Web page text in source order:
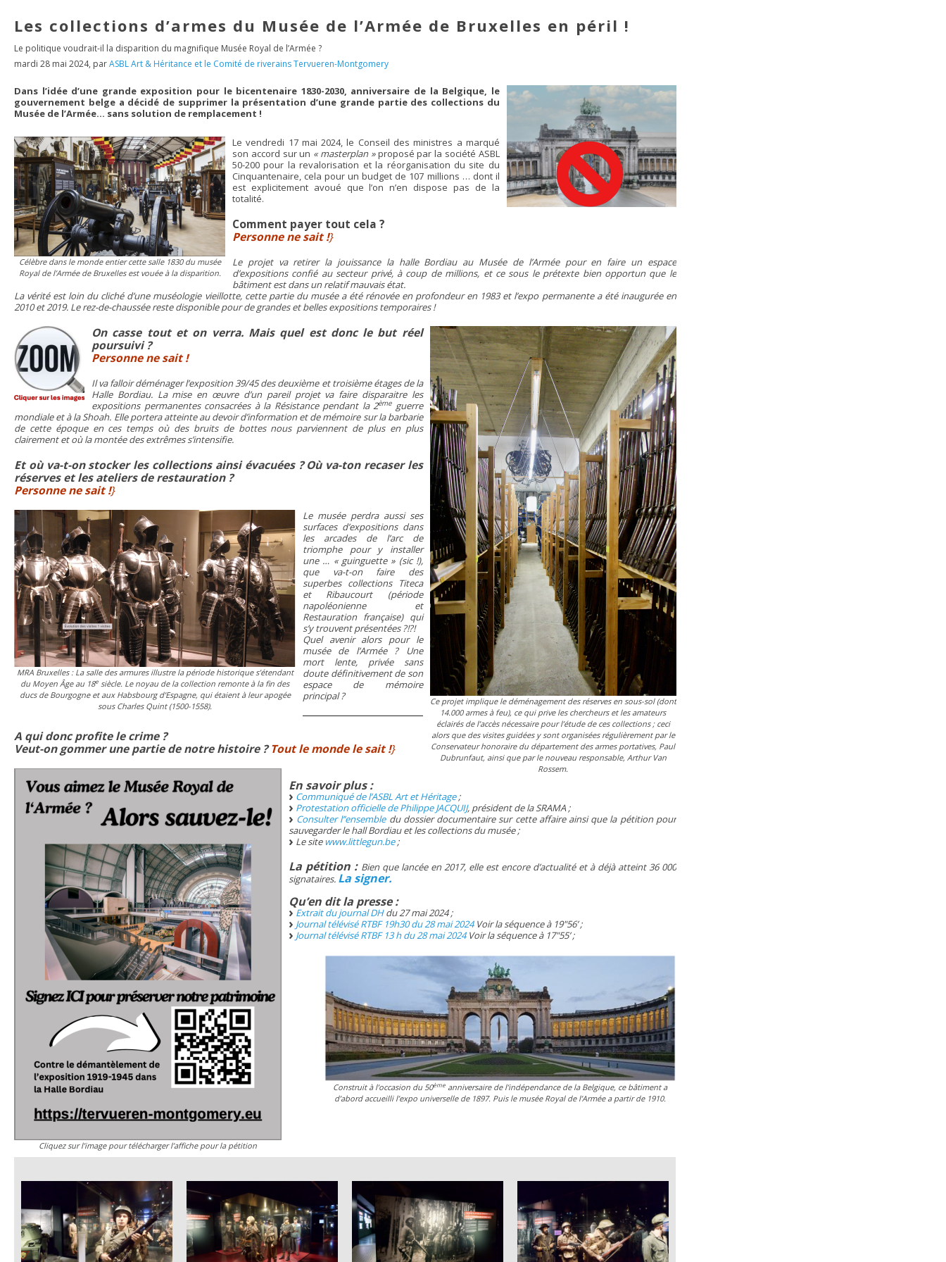
Les collections d’armes du Musée de l’Armée de Bruxelles en péril !
Le politique voudrait-il la disparition du magnifique Musée Royal de l’Armée ?
mardi 28 mai 2024, parASBL Art & Héritance et le Comité de riverains Tervueren-Montgomery
Dans l’idée d’une grande exposition pour le bicentenaire 1830-2030, anniversaire de la Belgique, le
gouvernement belge a décidé de supprimer la présentation d’une grande partie des collections du
Musée de l’Armée… sans solution de remplacement !
Célèbre dans le monde entier cette salle 1830 du musée
Royal de l’Armée de Bruxelles est vouée à la disparition.
Le vendredi 17 mai 2024, le Conseil des ministres a marqué
son accord sur un « masterplan »proposé par la société ASBL
50-200 pour la revalorisation et la réorganisation du site du
Cinquantenaire, cela pour un budget de 107 millions … dont il
est explicitement avoué que l’on n’en dispose pas de la
totalité.
Comment payer tout cela ?
Personne ne sait !}
Le projet va retirer la jouissance la halle Bordiau au Musée de l’Armée pour en faire un espace
d’expositions confié au secteur privé, à coup de millions, et ce sous le prétexte bien opportun que le
bâtiment est dans un relatif mauvais état.
La vérité est loin du cliché d’une muséologie vieillotte, cette partie du musée a été rénovée en profondeur en 1983 et l’expo permanente a été inaugurée en
2010 et 2019. Le rez-de-chaussée reste disponible pour de grandes et belles expositions temporaires !
Ce projet implique le déménagement des réserves en sous-sol (dont
14.000 armes à feu), ce qui prive les chercheurs et les amateurs
éclairés de l’accès nécessaire pour l’étude de ces collections ; ceci
alors que des visites guidées y sont organisées régulièrement par le
Conservateur honoraire du département des armes portatives, Paul
Dubrunfaut, ainsi que par le nouveau responsable, Arthur Van
Rossem.
On casse tout et on verra. Mais quel est donc le but réel
poursuivi ?
Personne ne sait !
Il va falloir déménager l’exposition 39/45 des deuxième et troisième étages de la
Halle Bordiau. La mise en œuvre d’un pareil projet va faire disparaitre les
expositions permanentes consacrées à la Résistance pendant la 2èmeguerre
mondiale et à la Shoah. Elle portera atteinte au devoir d’information et de mémoire sur la barbarie
de cette époque en ces temps où des bruits de bottes nous parviennent de plus en plus
clairement et où la montée des extrêmes s’intensifie.
Et où va-t-on stocker les collections ainsi évacuées ? Où va-ton recaser les
réserves et les ateliers de restauration ?
Personne ne sait !}
MRA Bruxelles : La salle des armures illustre la période historique s’étendant
du Moyen Âge au 18e siècle. Le noyau de la collection remonte à la fin des
ducs de Bourgogne et aux Habsbourg d’Espagne, qui étaient à leur apogée
sous Charles Quint (1500-1558).
Le musée perdra aussi ses
surfaces d’expositions dans
les arcades de l’arc de
triomphe pour y installer
une … « guinguette »(sic !),
que va-t-on faire des
superbes collections Titeca
et Ribaucourt (période
napoléonienne et
Restauration française) qui
s’y trouvent présentées ?!?!
Quel avenir alors pour le
musée de l’Armée ? Une
mort lente, privée sans
doute définitivement de son
espace de mémoire
principal ?
A qui donc profite le crime ?
Veut-on gommer une partie de notre histoire ?Tout le monde le sait !}
Cliquez sur l’image pour télécharger l’affiche pour la pétition
En savoir plus :
Communiqué de l’ASBL Art et Héritage;
Protestation officielle de Philippe JACQUIJ, président de la SRAMA ;
Consulter l’’ensembledu dossier documentaire sur cette affaire ainsi que la pétition pour
sauvegarder le hall Bordiau et les collections du musée ;
Le site www.littlegun.be;
La pétition : Bien que lancée en 2017, elle est encore d’actualité et à déjà atteint 36 000
signataires. La signer.
Qu’en dit la presse :
Extrait du journal DHdu 27 mai 2024 ;
Journal télévisé RTBF 19h30 du 28 mai 2024Voir la séquence à 19"56’ ;
Journal télévisé RTBF 13 h du 28 mai 2024Voir la séquence à 17"55’ ;
Construit à l’occasion du 50ème anniversaire de l’indépendance de la Belgique, ce bâtiment a
d’abord accueilli l’expo universelle de 1897. Puis le musée Royal de l’Armée a partir de 1910.